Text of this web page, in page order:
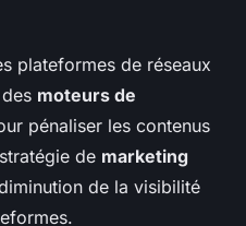
plateformes de réseaux
moteurs de
pénaliser les contenus
de marketing
de la visibilité